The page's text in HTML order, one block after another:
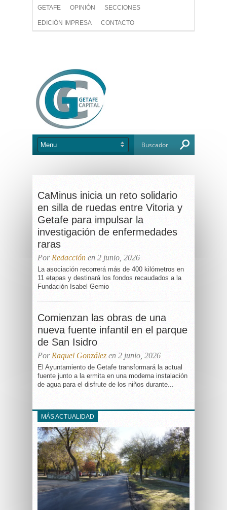
GETAFE OPINIÓN SECCIONES
EDICIÓN IMPRESA CONTACTO
CaMinus inicia un reto solidario
en silla de ruedas entre Vitoria y
Getafe para impulsar la
investigación de enfermedades
raras
Por Redacción en 2 junio, 2026
La asociación recorrerá más de 400 kilómetros en
11 etapas y destinará los fondos recaudados a la
Fundación Isabel Gemio
Comienzan las obras de una
nueva fuente infantil en el parque
de San Isidro
Por Raquel González en 2 junio, 2026
El Ayuntamiento de Getafe transformará la actual
fuente junto a la ermita en una moderna instalación
de agua para el disfrute de los niños durante...
MÁS ACTUALIDAD